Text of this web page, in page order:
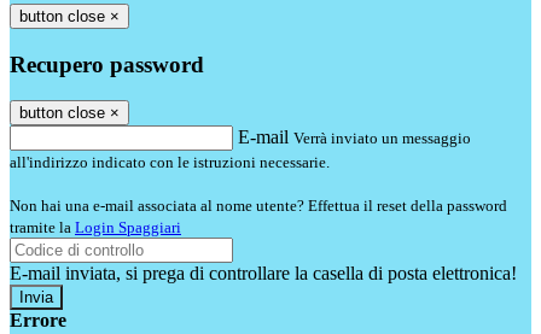
button close ×
Recupero password
button close ×
E-mail Verrà inviato un messaggio
all'indirizzo indicato con le istruzioni necessarie.
Non hai una e-mail associata al nome utente? Effettua il reset della password
tramite la Login Spaggiari
E-mail inviata, si prega di controllare la casella di posta elettronica!
Errore